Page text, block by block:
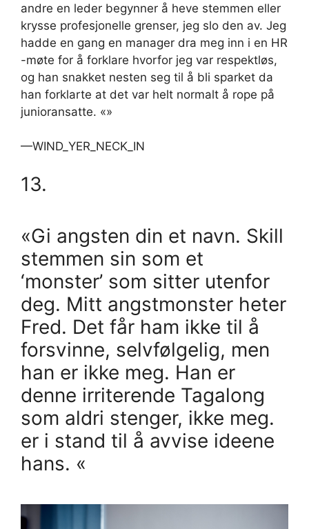
andre en leder begynner å heve stemmen eller
krysse profesjonelle grenser, jeg slo den av. Jeg
hadde en gang en manager dra meg inn i en HR
-møte for å forklare hvorfor jeg var respektløs,
og han snakket nesten seg til å bli sparket da
han forklarte at det var helt normalt å rope på
junioransatte. «»
—WIND_YER_NECK_IN
13.
«Gi angsten din et navn. Skill
stemmen sin som et
‘monster’ som sitter utenfor
deg. Mitt angstmonster heter
Fred. Det får ham ikke til å
forsvinne, selvfølgelig, men
han er ikke meg. Han er
denne irriterende Tagalong
som aldri stenger, ikke meg.
er i stand til å avvise ideene
hans. «